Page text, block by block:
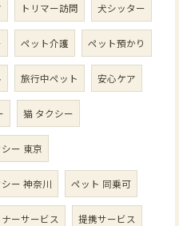
トリマー訪問 犬シッター
ペット介護 ペット預かり
旅行中ペット 安心ケア
猫 タクシー
ー 東京
ー 神奈川 ペット 同乗可
ーサービス 提携サービス